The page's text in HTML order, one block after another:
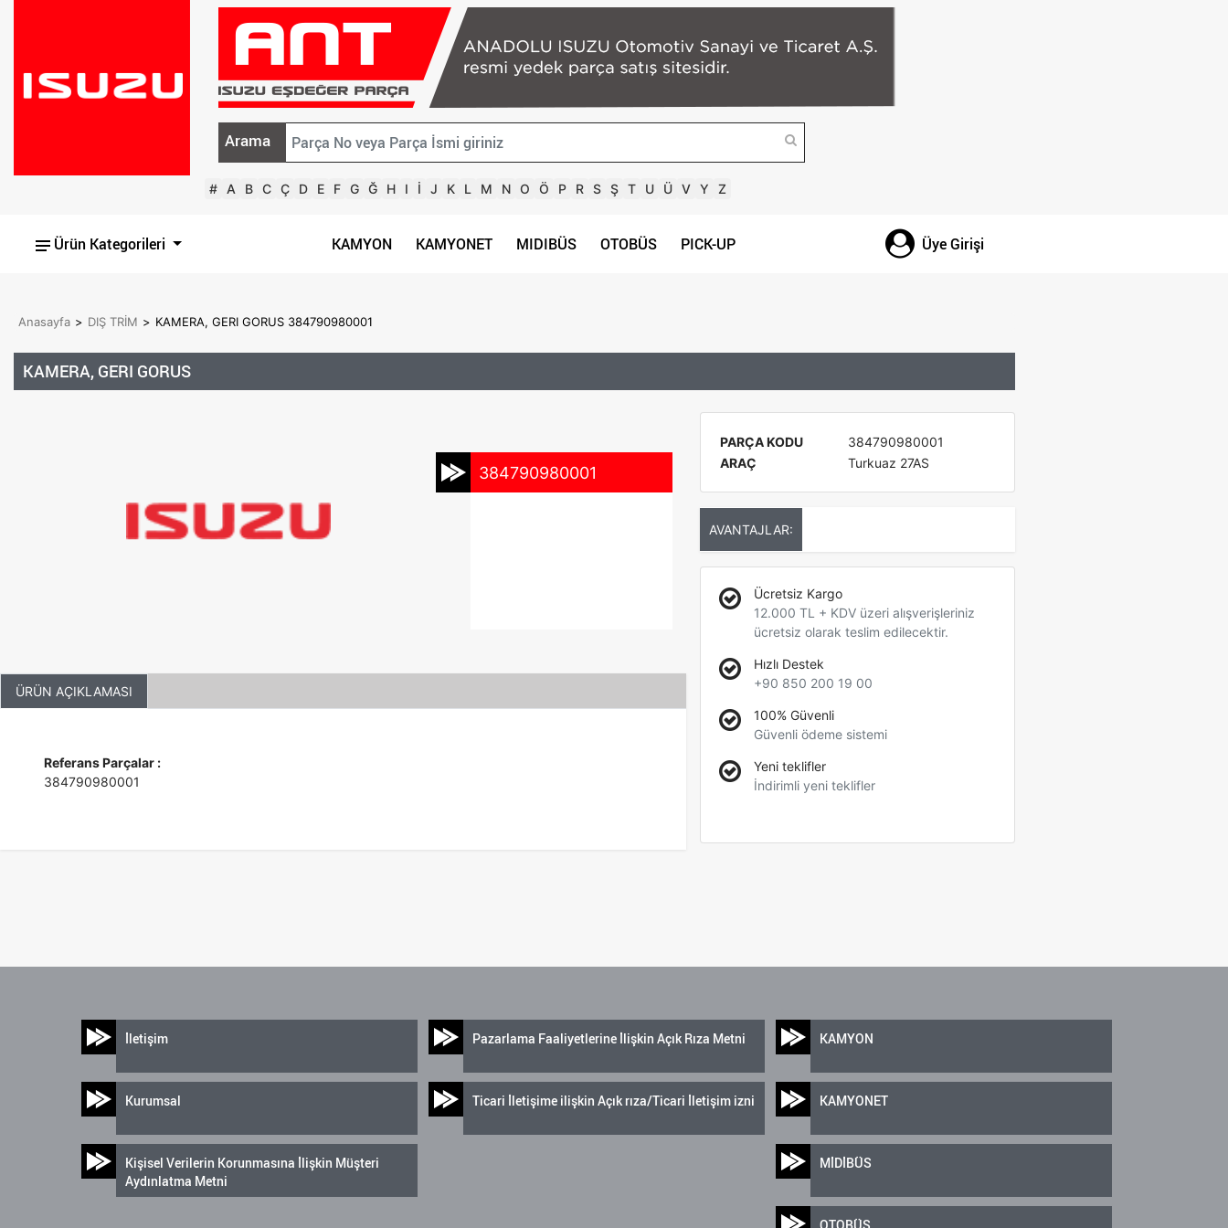
Arama
# A B C Ç D E F G Ğ H I İ J K L M N O Ö P R S Ş T U Ü V Y Z
Ürün Kategorileri KAMYON KAMYONET MIDIBÜS OTOBÜS PICK-UP Üye Girişi
Anasayfa > DIŞ TRİM > KAMERA, GERI GORUS 384790980001
KAMERA, GERI GORUS
384790980001
ÜRÜN AÇIKLAMASI
Referans Parçalar :
384790980001
PARÇA KODU
384790980001
ARAÇ
Turkuaz 27AS
AVANTAJLAR:
Ücretsiz Kargo
12.000 TL + KDV üzeri alışverişleriniz
ücretsiz olarak teslim edilecektir.
Hızlı Destek
+90 850 200 19 00
100% Güvenli
Güvenli ödeme sistemi
Yeni teklifler
İndirimli yeni teklifler
İletişim
Kurumsal
Kişisel Verilerin Korunmasına İlişkin Müşteri
Aydınlatma Metni
Pazarlama Faaliyetlerine İlişkin Açık Rıza Metni
Ticari İletişime ilişkin Açık rıza/Ticari İletişim izni
KAMYON
KAMYONET
MİDİBÜS